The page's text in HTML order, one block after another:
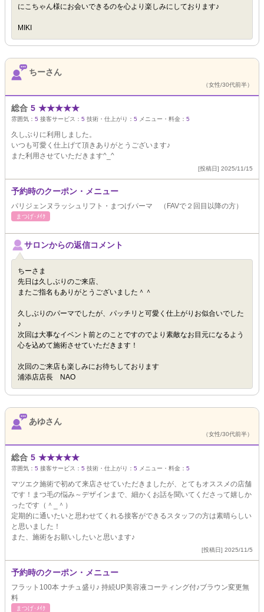
にこちゃん様にお会いできるのを心より楽しみにしております♪
MIKI
ちーさん
（女性/30代前半）
総合 5 ★★★★★
雰囲気： 5 接客サービス： 5 技術・仕上がり： 5 メニュー・料金： 5
久しぶりに利用しました。
いつも可愛く仕上げて頂きありがとうございます♪
また利用させていただきます^_^
[投稿日] 2025/11/15
予約時のクーポン・メニュー
パリジェンヌラッシュリフト・まつげパーマ （FAVで２回目以降の方）
まつげ･ﾒｲｸ
サロンからの返信コメント
ちーさま
先日は久しぶりのご来店、
またご指名もありがとうございました＾＾
久しぶりのパーマでしたが、パッチリと可愛く仕上がりお似合いでした
♪
次回は大事なイベント前とのことですのでより素敵なお目元になるよう
心を込めて施術させていただきます！
次回のご来店も楽しみにお待ちしております
浦添店店長 NAO
あゆさん
（女性/30代前半）
総合 5 ★★★★★
雰囲気： 5 接客サービス： 5 技術・仕上がり： 5 メニュー・料金： 5
マツエク施術で初めて来店させていただきましたが、とてもオススメの店舗
です！まつ毛の悩み～デザインまで、細かくお話を聞いてくださって嬉しか
ったです（＾_＾）
定期的に通いたいと思わせてくれる接客ができるスタッフの方は素晴らしい
と思いました！
また、施術をお願いしたいと思います♪
[投稿日] 2025/11/5
予約時のクーポン・メニュー
フラット100本 ナチュ盛り♪ 持続UP美容液コーティング付♪ブラウン変更無
料
まつげ･ﾒｲｸ